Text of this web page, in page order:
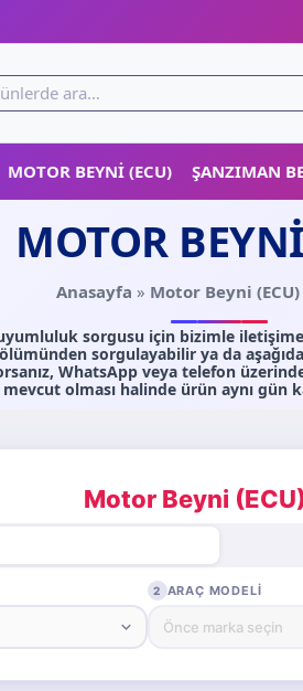
MOTOR BEYNI (ECU) ŞANZIMAN
MOTOR
Anasayfa » Motor Beyni (ECU)
sorgusu için bizimle iletişime
sorgulayabilir ya da
WhatsApp veya telefon
mevcut olması halinde ürün aynı gün
Motor Beyni
2 ARAÇ MODELI